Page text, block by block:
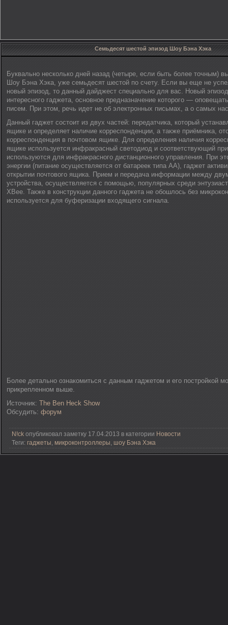
Семьдесят шестой эпизод Шоу Бэна Хэка
Буквально несколько дней назад (четыре, если быть более точным)
Шоу Бэна Хэка, уже семьдесят шестой по счету. Если вы еще не
новый эпизод, то данный дайджест специально для вас. Новый
интересного гаджета, основное предназначение которого —
писем. При этом, речь идет не об электронных письмах, а о самых
Данный гаджет состоит из двух частей: передатчика, который
ящике и определяет наличие корреспонденции, а также приёмника,
корреспонденция в почтовом ящике. Для определения наличия
ящике используется инфракрасный светодиод и соответствующий
используются для инфракрасного дистанционного управления. При
энергии (питание осуществляется от батареек типа АА), гаджет
открытии почтового ящика. Прием и передача информации между
устройства, осуществляется с помощью, популярных среди
XBee. Также в конструкции данного гаджета не обошлось без
используется для буферизации входящего сигнала.
Более детально ознакомиться с данным гаджетом и его постройкой
прикрепленном выше.
Источник: The Ben Heck Show
Обсудить: форум
N!ck опубликовал заметку 17.04.2013 в категории Новости
Теги: гаджеты, микроконтроллеры, шоу Бэна Хэка